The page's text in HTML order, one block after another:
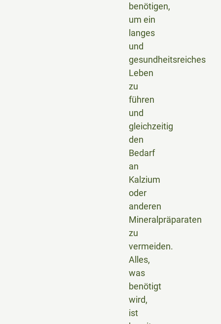
benötigen,
um ein
langes
und
gesundheitsreiches
Leben
zu
führen
und
gleichzeitig
den
Bedarf
an
Kalzium
oder
anderen
Mineralpräparaten
zu
vermeiden.
Alles,
was
benötigt
wird,
ist